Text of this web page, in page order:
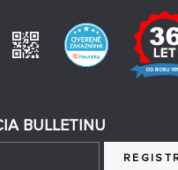
BULLETINU